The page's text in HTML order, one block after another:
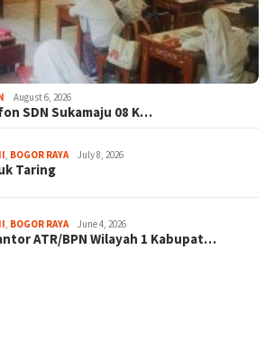
August 6, 2026
SDN Sukamaju 08 K…
, BOGOR RAYA July 8, 2026
Taring
, BOGOR RAYA June 4, 2026
ATR/BPN Wilayah 1 Kabupat…